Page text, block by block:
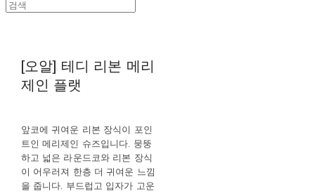
[오알] 테디 리본 메리
제인 플랫
앞코에 귀여운 리본 장식이 포인
트인 메리제인 슈즈입니다. 뭉뚱
하고 넓은 라운드코와 리본 장식
이 어우러져 한층 더 귀여운 느낌
을 줍니다. 부드럽고 입자가 고운